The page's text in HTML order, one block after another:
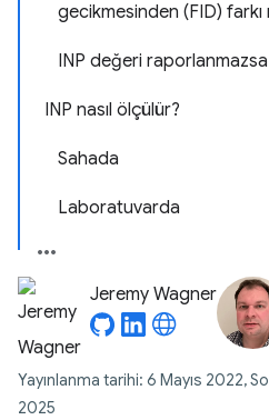
gecikmesinden (FID) farkı
INP değeri
INP nasıl ölçülür?
Sahada
Laboratuvarda
Jeremy Wagner
Yayınlanma tarihi: 6 Mayıs 2022,
2025